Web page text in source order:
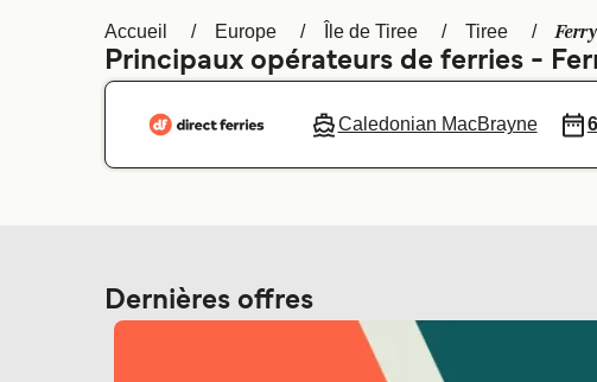
Accueil Europe Île de Tiree Tiree
Principaux opérateurs de ferries -
Caledonian MacBrayne 6
Dernières offres